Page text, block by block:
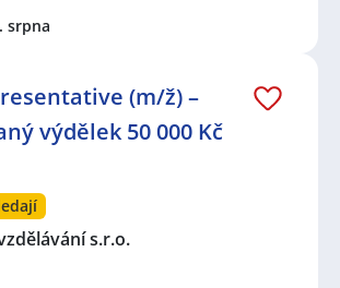
srpna
(m/ž) –
výdělek 50 000 Kč
s.r.o.